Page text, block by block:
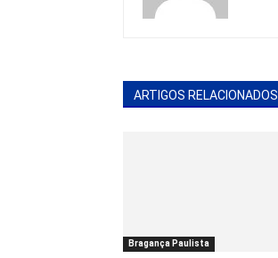
ARTIGOS RELACIONADOS
Bragança Paulista